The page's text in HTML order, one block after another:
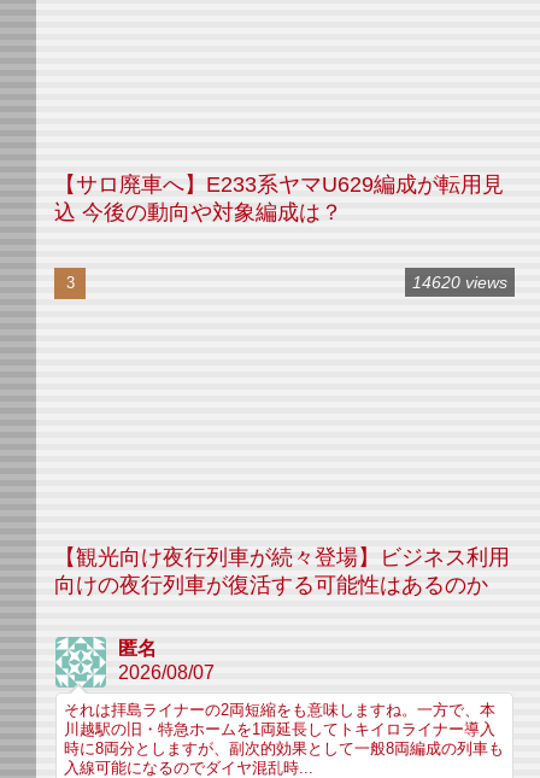
【サロ廃車へ】E233系ヤマU629編成が転用見
込 今後の動向や対象編成は？
【観光向け夜行列車が続々登場】ビジネス利用
向けの夜行列車が復活する可能性はあるのか
14620 views
匿名
2026/08/07
それは拝島ライナーの2両短縮をも意味しますね。一方で、本
川越駅の旧・特急ホームを1両延長してトキイロライナー導入
時に8両分としますが、副次的効果として一般8両編成の列車も
入線可能になるのでダイヤ混乱時...